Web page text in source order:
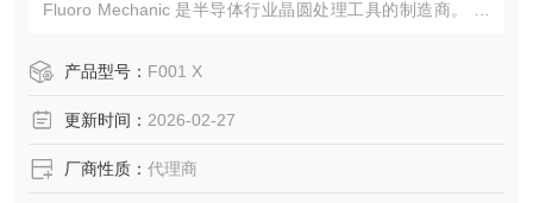
Fluoro Mechanic 是半导体行业晶圆处理工具的制造商。 我
镊子）、真空泵、管道等。ESD 安全产品 此外，还提供用于
产品型号： F001 X
更新时间： 2026-02-27
厂商性质： 代理商